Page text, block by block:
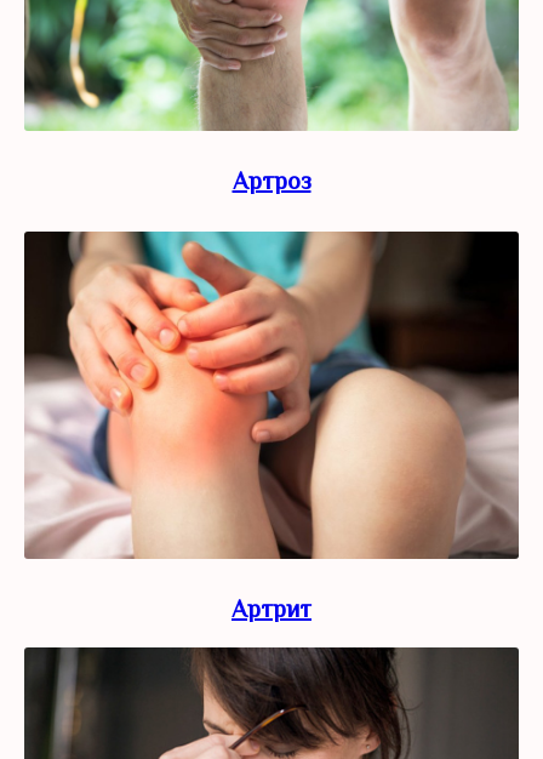
Артроз
Артрит